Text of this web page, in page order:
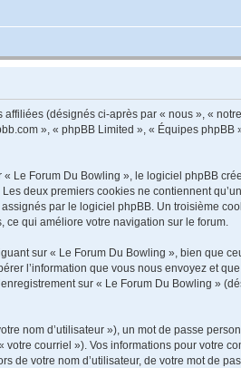
(désignés ci-après par « nous », «
», « phpBB Limited », « Équipes
Le Forum Du Bowling », le logiciel phpBB
deux premiers cookies ne contiennent
par le logiciel phpBB. Un troisième
qui améliore votre navigation sur le forum.
sur « Le Forum Du Bowling », bien que
l’information que vous nous envoyez et
sur « Le Forum Du Bowling »
nom d’utilisateur »), un mot de passe
courriel »). Vos informations pour votre
votre nom d’utilisateur, de votre mot de